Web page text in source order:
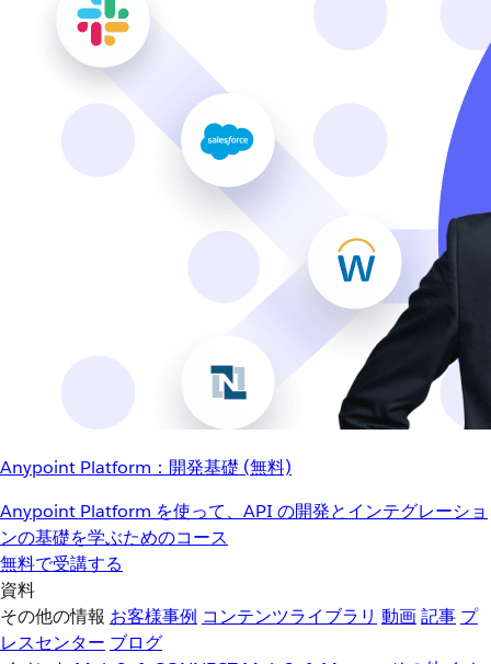
Anypoint Platform：開発基礎 (無料)
Anypoint Platform を使って、API の開発とインテグレーショ
ンの基礎を学ぶためのコース
無料で受講する
資料
その他の情報 お客様事例 コンテンツライブラリ 動画記事 プ
レスセンター ブログ